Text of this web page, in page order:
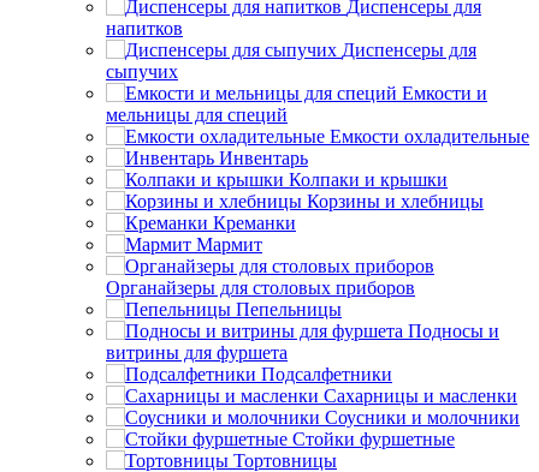
Диспенсеры для
напитков
Диспенсеры для
сыпучих
Емкости и
мельницы для специй
Емкости охладительные
Инвентарь
Колпаки и крышки
Корзины и хлебницы
Креманки
Мармит
Органайзеры для столовых приборов
Пепельницы
Подносы и
витрины для фуршета
Подсалфетники
Сахарницы и масленки
Соусники и молочники
Стойки фуршетные
Тортовницы